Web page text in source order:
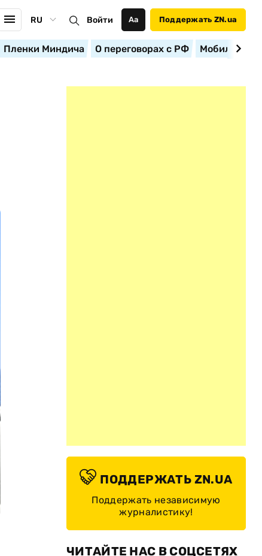
RU Войти Аа Поддержать ZN.ua
Пленки Миндича О переговорах с РФ
ПОДДЕРЖАТЬ ZN.UA
Поддержать независимую
журналистику!
ЧИТАЙТЕ НАС В СОЦСЕТЯХ